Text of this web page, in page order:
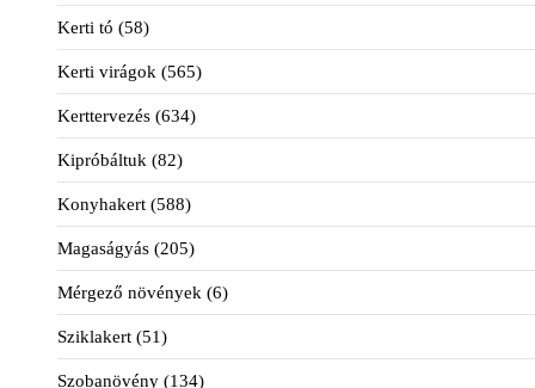
Kerti tó (58)
Kerti virágok (565)
Kerttervezés (634)
Kipróbáltuk (82)
Konyhakert (588)
Magaságyás (205)
Mérgező növények (6)
Sziklakert (51)
Szobanövény (134)